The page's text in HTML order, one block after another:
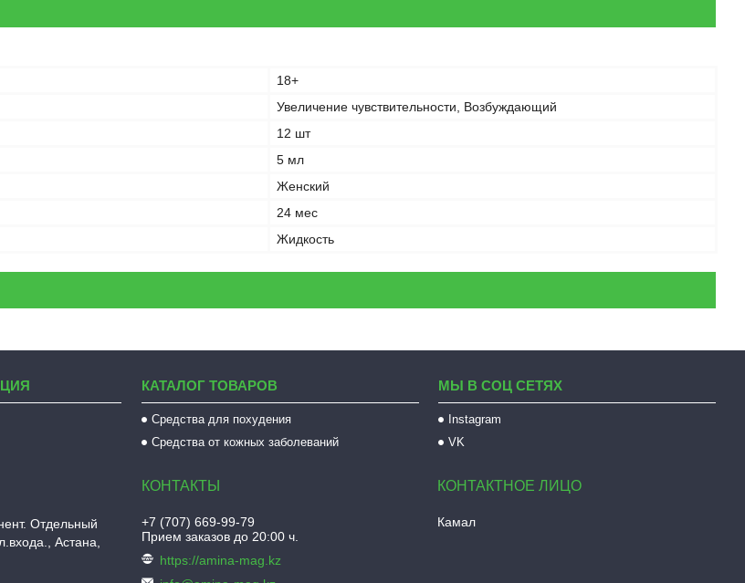
18+
Увеличение чувствительности, Возбуждающий
12 шт
5 мл
Женский
24 мес
Жидкость
КАТАЛОГ ТОВАРОВ
Средства для похудения
Средства от кожных заболеваний
МЫ В СОЦ СЕТЯХ
Instagram
VK
Отдельный
Астана,
+7 (707) 669-99-79
Прием заказов до 20:00 ч.
https://amina-mag.kz
Камал